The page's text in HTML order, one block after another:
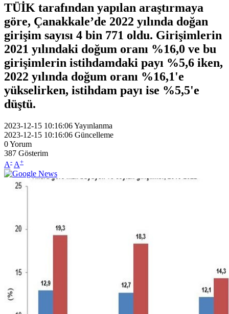
TÜİK tarafından yapılan araştırmaya
göre, Çanakkale’de 2022 yılında doğan
girişim sayısı 4 bin 771 oldu. Girişimlerin
2021 yılındaki doğum oranı %16,0 ve bu
girişimlerin istihdamdaki payı %5,6 iken,
2022 yılında doğum oranı %16,1'e
yükselirken, istihdam payı ise %5,5'e
düştü.
2023-12-15 10:16:06Yayınlanma
2023-12-15 10:16:06 Güncelleme
0Yorum
387 Gösterim
A- A+